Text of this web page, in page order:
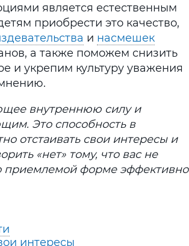
является естественным
приобрести это качество,
и насмешек
а также поможем снизить
и укрепим культуру уважения
внутреннюю силу и
Это способность в
отстаивать свои интересы и
«нет» тому, что вас не
приемлемой форме эффективно
интересы